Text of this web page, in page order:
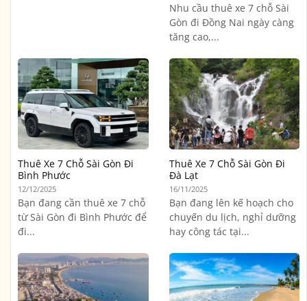
Nhu cầu thuê xe 7 chỗ Sài
Gòn đi Đồng Nai ngày càng
tăng cao,...
Thuê Xe 7 Chỗ Sài Gòn Đi
Bình Phước
12/12/2025
Bạn đang cần thuê xe 7 chỗ
từ Sài Gòn đi Bình Phước để
đi...
Thuê Xe 7 Chỗ Sài Gòn Đi
Đà Lạt
16/11/2025
Bạn đang lên kế hoạch cho
chuyến du lịch, nghỉ dưỡng
hay công tác tại...